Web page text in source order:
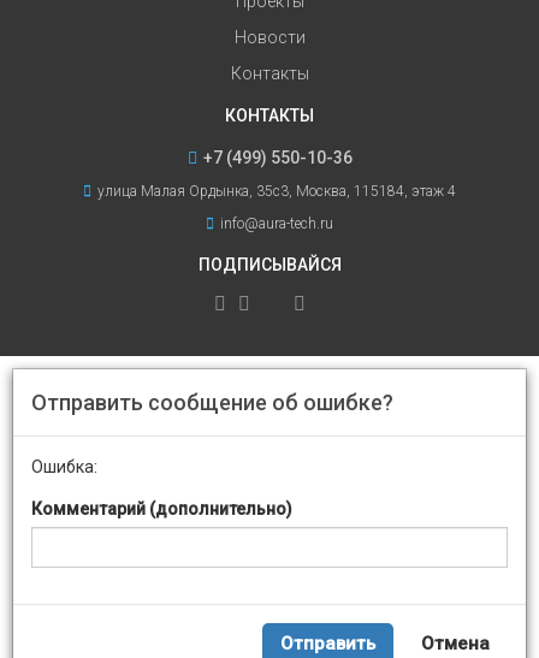
Новости
Контакты
КОНТАКТЫ
+7 (499) 550-10-36
улица Малая Ордынка, 35с3, Москва, 115184, этаж 4
info@aura-tech.ru
ПОДПИСЫВАЙСЯ
Отправить сообщение об ошибке?
Ошибка:
Комментарий (дополнительно)
Отправить Отмена